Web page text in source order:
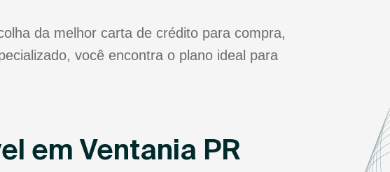
da melhor carta de crédito para compra,
você encontra o plano ideal para
em Ventania PR